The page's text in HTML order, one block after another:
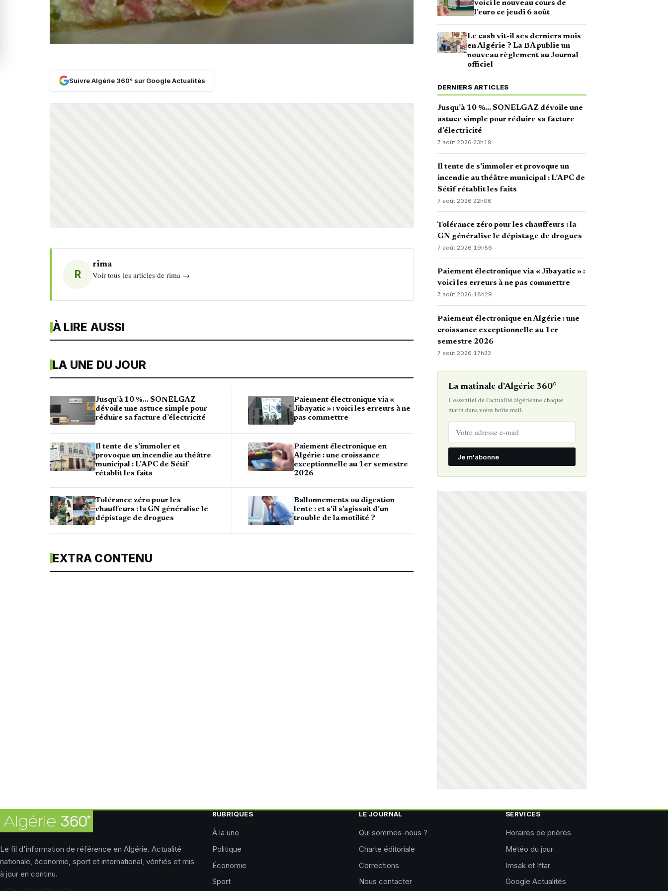
Suivre Algérie 360° sur Google Actualités
R
rima
Voir tous les articles de rima →
À LIRE AUSSI
LA UNE DU JOUR
Jusqu’à 10 %… SONELGAZ
dévoile une astuce simple pour
réduire sa facture d’électricité
Il tente de s’immoler et
provoque un incendie au théâtre
municipal : L’APC de Sétif
rétablit les faits
Tolérance zéro pour les
chauffeurs : la GN généralise le
dépistage de drogues
Paiement électronique via «
Jibayatic » : voici les erreurs à ne
pas commettre
Paiement électronique en
Algérie : une croissance
exceptionnelle au 1er semestre
2026
Ballonnements ou digestion
lente : et s’il s’agissait d’un
trouble de la motilité ?
EXTRA CONTENU
voici le nouveau cours de
l’euro ce jeudi 6 août
Le cash vit-il ses derniers mois
en Algérie ? La BA publie un
nouveau règlement au Journal
officiel
DERNIERS ARTICLES
Jusqu’à 10 %… SONELGAZ dévoile une
astuce simple pour réduire sa facture
d’électricité
7 août 2026·23h19
Il tente de s’immoler et provoque un
incendie au théâtre municipal : L’APC de
Sétif rétablit les faits
7 août 2026·22h06
Tolérance zéro pour les chauffeurs : la
GN généralise le dépistage de drogues
7 août 2026·19h56
Paiement électronique via « Jibayatic » :
voici les erreurs à ne pas commettre
7 août 2026·18h29
Paiement électronique en Algérie : une
croissance exceptionnelle au 1er
semestre 2026
7 août 2026· 17h33
La matinale d'Algérie 360°
L'essentiel de l'actualité algérienne chaque
matin dans votre boîte mail.
Je m'abonne
Le fil d'information de référence en Algérie. Actualité
nationale, économie, sport et international, vérifiés et mis
à jour en continu.
RUBRIQUES
À la une
Politique
Économie
Sport
LE JOURNAL
Qui sommes-nous ?
Charte éditoriale
Corrections
Nous contacter
SERVICES
Horaires de prières
Météo du jour
Imsak et Iftar
Google Actualités